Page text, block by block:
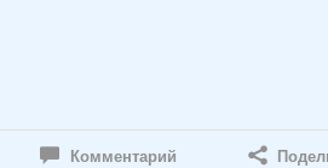
Комментарий